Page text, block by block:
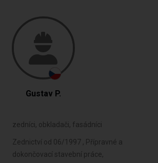
Gustav P.
zedníci, obkladači, fasádníci
Zednictví od 06/1997 , Přípravné a
dokončovací stavební práce,